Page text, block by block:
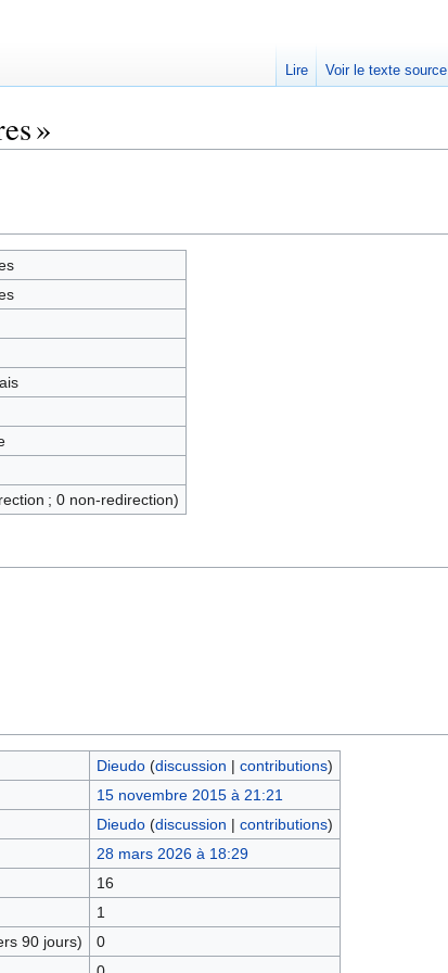
»
; 0 non-redirection)
Dieudo (discussion | contributions)
15 novembre 2015 à 21:21
Dieudo (discussion | contributions)
28 mars 2026 à 18:29
16
1
90 jours)
0
Lire Voir le texte source